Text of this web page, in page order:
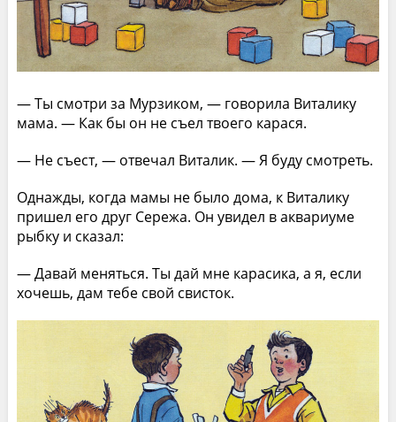
— Ты смотри за Мурзиком, — говорила Виталику
мама. — Как бы он не съел твоего карася.
— Не съест, — отвечал Виталик. — Я буду смотреть.
Однажды, когда мамы не было дома, к Виталику
пришел его друг Сережа. Он увидел в аквариуме
рыбку и сказал:
— Давай меняться. Ты дай мне карасика, а я, если
хочешь, дам тебе свой свисток.